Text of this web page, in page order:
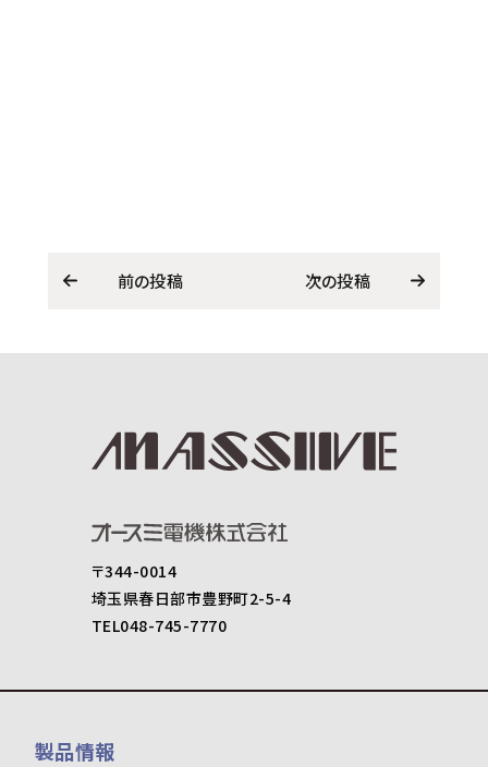
前の投稿 次の投稿
〒344-0014
埼玉県春日部市豊野町2-5-4
TEL048-745-7770
製品情報